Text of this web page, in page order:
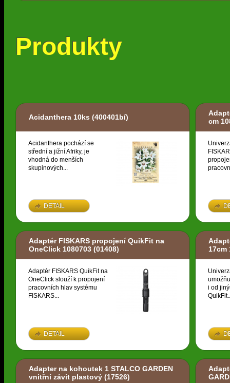
Produkty
Acidanthera 10ks (400401bí)
Acidanthera pochází se
střední a jižní Afriky, je
vhodná do menších
skupinových...
DETAIL
cm
Adaptér FISKARS propojení QuikFit na
OneClick 1080703 (01408)
Adaptér FISKARS QuikFit na
OneClick slouží k propojení
pracovních hlav systému
FISKARS...
DETAIL
17cm
i od
Adapter na kohoutek 1 STALCO GARDEN
vnitřní závit plastový (17526)